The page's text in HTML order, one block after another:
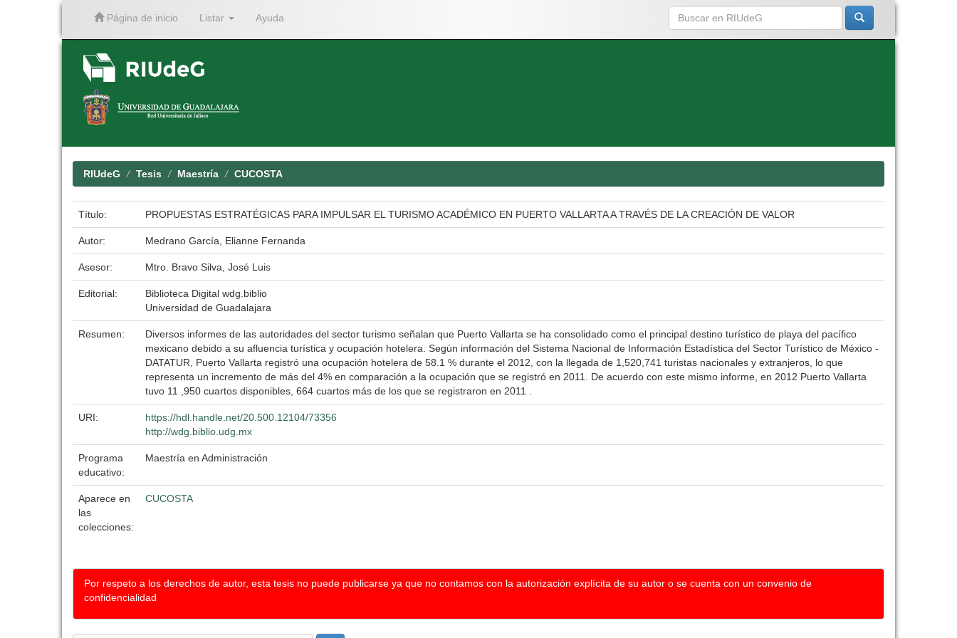
Página de inicio Listar Ayuda
RIUdeG Tesis Maestría CUCOSTA
Título: PROPUESTAS ESTRATÉGICAS PARA IMPULSAR EL TURISMO ACADÉMICO EN PUERTO VALLARTA A TRAVÉS DE LA CREACIÓN DE VALOR
Autor: Medrano García, Elianne Fernanda
Asesor: Mtro. Bravo Silva, José Luis
Editorial:
Biblioteca Digital wdg.biblio
Universidad de Guadalajara
Resumen:
Diversos informes de las autoridades del sector turismo señalan que Puerto Vallarta se ha consolidado como el principal destino turístico de playa del pacífico
mexicano debido a su afluencia turística y ocupación hotelera. Según información del Sistema Nacional de Información Estadística del Sector Turístico de México -
DATATUR, Puerto Vallarta registró una ocupación hotelera de 58.1 % durante el 2012, con la llegada de 1,520,741 turistas nacionales y extranjeros, lo que
representa un incremento de más del 4% en comparación a la ocupación que se registró en 2011. De acuerdo con este mismo informe, en 2012 Puerto Vallarta
tuvo 11 ,950 cuartos disponibles, 664 cuartos más de los que se registraron en 2011 .
URI:
https://hdl.handle.net/20.500.12104/73356
http://wdg.biblio.udg.mx
Programa
educativo:
Maestría en Administración
Aparece en
las
colecciones:
CUCOSTA
Por respeto a los derechos de autor, esta tesis no puede publicarse ya que no contamos con la autorización explícita de su autor o se cuenta con un convenio de
confidencialidad